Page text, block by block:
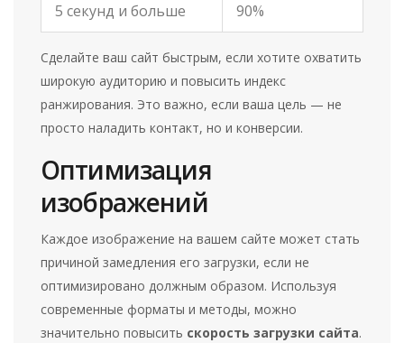
5 секунд и больше 90%
Сделайте ваш сайт быстрым, если хотите охватить
широкую аудиторию и повысить индекс
ранжирования. Это важно, если ваша цель — не
просто наладить контакт, но и конверсии.
Оптимизация
изображений
Каждое изображение на вашем сайте может стать
причиной замедления его загрузки, если не
оптимизировано должным образом. Используя
современные форматы и методы, можно
значительно повысить скорость загрузки сайта.